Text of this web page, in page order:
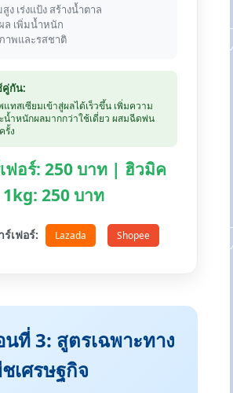
ง เร่งแป้ง สร้างน้ำตาล
ล เพิ่มน้ำหนัก
าพและรสชาติ
คู่กัน:
ทสเซียมเข้าสู่ผลได้เร็วขึ้น เพิ่มความ
น้ำหนักผลมากกว่าใช้เดี่ยว ผสมฉีดพ่น
รั้ง
ฟอร์: 250 บาท | ฮิวมิค
1kg: 250 บาท
ร์เฟอร์: Lazada Shopee
ที่ 3: สูตรเฉพาะทาง
เศรษฐกิจ